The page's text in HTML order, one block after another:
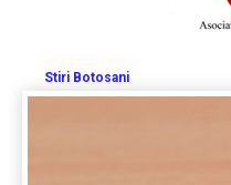
Stiri Botosani